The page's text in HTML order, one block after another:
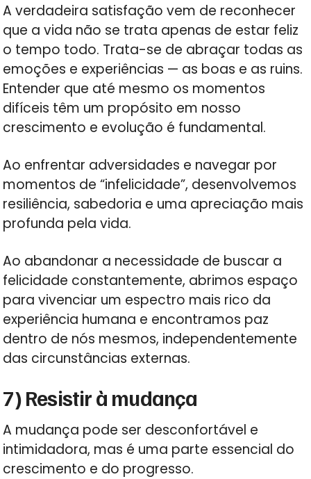
A verdadeira satisfação vem de reconhecer
que a vida não se trata apenas de estar feliz
o tempo todo. Trata-se de abraçar todas as
emoções e experiências — as boas e as ruins.
Entender que até mesmo os momentos
difíceis têm um propósito em nosso
crescimento e evolução é fundamental.
Ao enfrentar adversidades e navegar por
momentos de “infelicidade”, desenvolvemos
resiliência, sabedoria e uma apreciação mais
profunda pela vida.
Ao abandonar a necessidade de buscar a
felicidade constantemente, abrimos espaço
para vivenciar um espectro mais rico da
experiência humana e encontramos paz
dentro de nós mesmos, independentemente
das circunstâncias externas.
7) Resistir à mudança
A mudança pode ser desconfortável e
intimidadora, mas é uma parte essencial do
crescimento e do progresso.